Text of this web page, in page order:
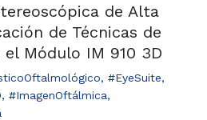
de Alta
de Técnicas de
Módulo IM 910 3D
, #EyeSuite,
, #ImagenOftálmica,